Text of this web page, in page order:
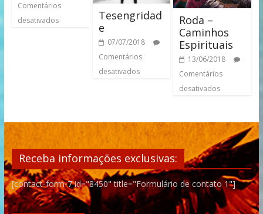
Comentários
desativados
Tesengridad
e
07/07/2018
Comentários
desativados
Roda –
Caminhos
Espirituais
13/06/2018
Comentários
desativados
Receba informações exclusivas:
[contact-form-7 id="8450" title="Formulário de contato 1"]